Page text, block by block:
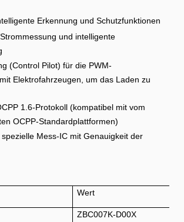
Erkennung und Schutzfunktionen
und intelligente
(Control Pilot) für die PWM-
Elektrofahrzeugen, um das Laden zu
1.6-Protokoll (kompatibel mit vom
OCPP-Standardplattformen)
Mess-IC mit Genauigkeit der
Wert
ZBC007K-D00X